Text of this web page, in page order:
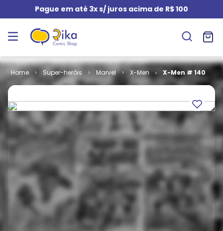
Pague em até 3x s/ juros acima de R$ 100
Super-heróis Marvel X-Men X-Men # 140